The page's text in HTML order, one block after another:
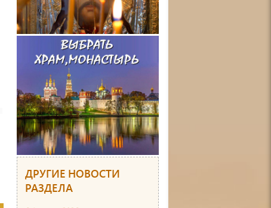
ДРУГИЕ НОВОСТИ
РАЗДЕЛА